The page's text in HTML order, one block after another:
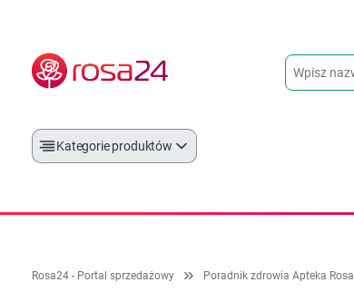
Kategorie produktów
Rosa24 - Portal sprzedażowy Poradnik zdrowia Apteka Rosa